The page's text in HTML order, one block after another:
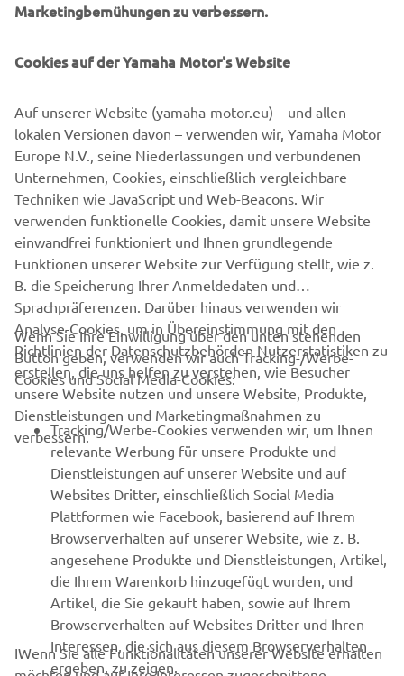
Angebote nur beim autorisierten Yamaha Partner
erhältlich. Kann nicht in Verbindung mit anderen
Werbeaktionen eingelöst werden. Angebot gilt nur für das
Modelljahr 2023, solange der Vorrat reicht bei
Garantieregistrierung bis 28.2.24. Keine
Bargeldalternative verfügbar.
UNTERNEHMEN
B2B
MEHR YAMAHA
SUPPORT
NEWSLETTER
Erfahre als Erster von den neuesten Angeboten,
Sonderveranstaltungen, Neuerscheinungen und vielem mehr.
Marketingbemühungen zu verbessern.
Cookies auf der Yamaha Motor's Website
Auf unserer Website (yamaha-motor.eu) – und allen
lokalen Versionen davon – verwenden wir, Yamaha Motor
Europe N.V., seine Niederlassungen und verbundenen
Unternehmen, Cookies, einschließlich vergleichbare
Techniken wie JavaScript und Web-Beacons. Wir
verwenden funktionelle Cookies, damit unsere Website
einwandfrei funktioniert und Ihnen grundlegende
Funktionen unserer Website zur Verfügung stellt, wie z.
B. die Speicherung Ihrer Anmeldedaten und
Sprachpräferenzen. Darüber hinaus verwenden wir
Analyse-Cookies, um in Übereinstimmung mit den
Richtlinien der Datenschutzbehörden Nutzerstatistiken zu
erstellen, die uns helfen zu verstehen, wie Besucher
unsere Website nutzen und unsere Website, Produkte,
Dienstleistungen und Marketingmaßnahmen zu
verbessern.
Wenn Sie Ihre Einwilligung über den unten stehenden
Button geben, verwenden wir auch Tracking-/Werbe-
Cookies und Social Media-Cookies:
Tracking/Werbe-Cookies verwenden wir, um Ihnen
relevante Werbung für unsere Produkte und
Dienstleistungen auf unserer Website und auf
Websites Dritter, einschließlich Social Media
Plattformen wie Facebook, basierend auf Ihrem
Browserverhalten auf unserer Website, wie z. B.
angesehene Produkte und Dienstleistungen, Artikel,
die Ihrem Warenkorb hinzugefügt wurden, und
Artikel, die Sie gekauft haben, sowie auf Ihrem
Browserverhalten auf Websites Dritter und Ihren
Interessen, die sich aus diesem Browserverhalten
ergeben, zu zeigen.
IWenn Sie alle Funktionalitäten unserer Website erhalten